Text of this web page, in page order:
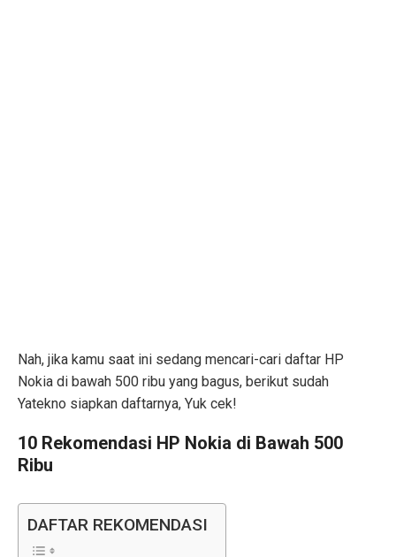
Nah, jika kamu saat ini sedang mencari-cari daftar HP
Nokia di bawah 500 ribu yang bagus, berikut sudah
Yatekno siapkan daftarnya, Yuk cek!
10 Rekomendasi HP Nokia di Bawah 500
Ribu
DAFTAR REKOMENDASI